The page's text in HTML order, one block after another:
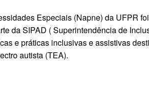
Especiais (Napne) da UFPR
da SIPAD ( Superintendência de
e práticas inclusivas e assistivas
autista (TEA).